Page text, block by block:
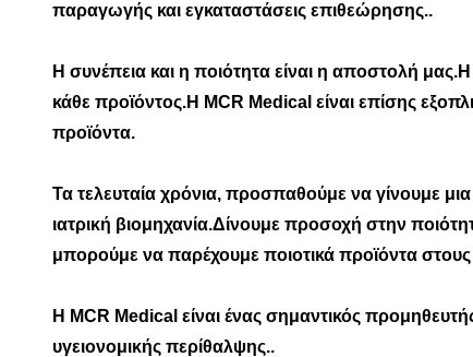
παραγωγής και εγκαταστάσεις επιθεώρησης..
Η συνέπεια και η ποιότητα είναι η αποστολή
κάθε προϊόντος.Η MCR Medical είναι επίσης
προϊόντα.
Τα τελευταία χρόνια, προσπαθούμε να γίνουμε
ιατρική βιομηχανία.Δίνουμε προσοχή στην
μπορούμε να παρέχουμε ποιοτικά προϊόντα
Η MCR Medical είναι ένας σημαντικός
υγειονομικής περίθαλψης..